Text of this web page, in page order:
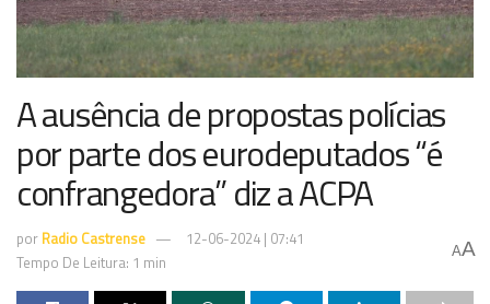
A ausência de propostas polícias
por parte dos eurodeputados “é
confrangedora” diz a ACPA
por Radio Castrense
12-06-2024 | 07:41
Tempo De Leitura: 1 min
AA